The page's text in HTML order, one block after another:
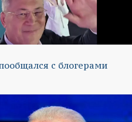
с блогерами